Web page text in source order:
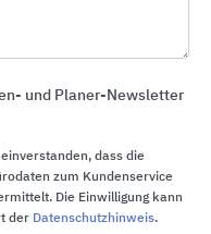
dafür viel
und Planer-Newsletter
dass die
zum Kundenservice
Die Einwilligung kann
der Datenschutzhinweis.